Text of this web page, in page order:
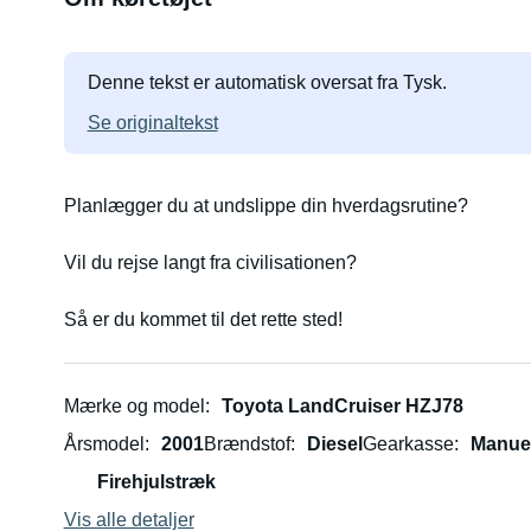
Denne tekst er automatisk oversat fra Tysk.
Se originaltekst
Planlægger du at undslippe din hverdagsrutine?
Vil du rejse langt fra civilisationen?
Så er du kommet til det rette sted!
Mærke og model
Toyota LandCruiser HZJ78
Årsmodel
2001Brændstof Diesel Gearkasse
Firehjulstræk
Vis alle detaljer